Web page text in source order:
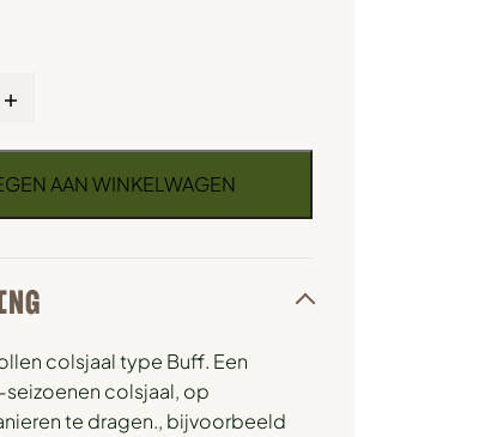
+
AAN WINKELWAGEN
colsjaal type Buff. Een
colsjaal, op
te dragen., bijvoorbeeld